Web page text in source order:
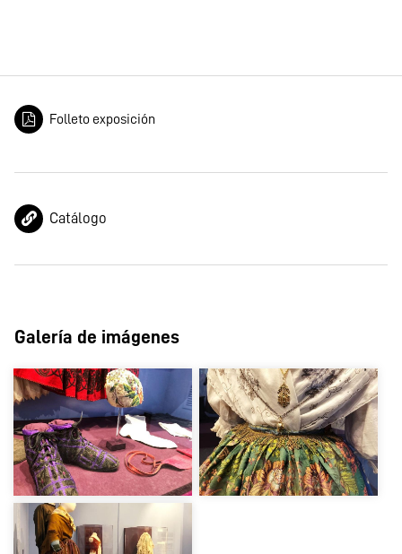
Folleto exposición
Catálogo
Galería de imágenes